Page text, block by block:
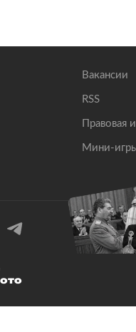
Вакансии
RSS
Правовая
Мини-
© 1999–2026 Все права защищены.